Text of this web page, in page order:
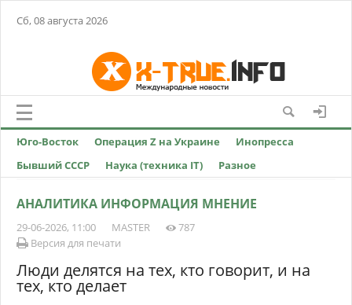
Сб, 08 августа 2026
Юго-Восток Операция Z на Украине
Инопресса
Бывший СССР
Наука (техника IT) Разное
АНАЛИТИКА ИНФОРМАЦИЯ МНЕНИЕ
29-06-2026, 11:00 MASTER
787
Версия для печати
Люди делятся на тех, кто говорит, и на
тех, кто делает